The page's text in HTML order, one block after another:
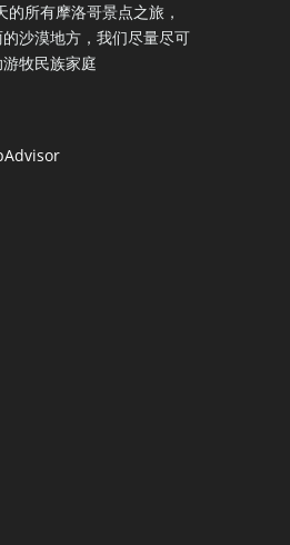
的所有摩洛哥景点之旅，
沙漠地方，我们尽量尽可
牧民族家庭